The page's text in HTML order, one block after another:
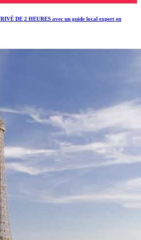
DE 2 HEURES avec un guide local expert en